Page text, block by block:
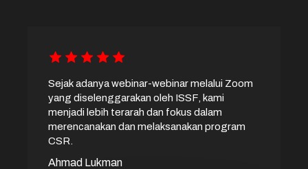
Sejak adanya webinar-webinar melalui Zoom
yang diselenggarakan oleh ISSF, kami
menjadi lebih terarah dan fokus dalam
merencanakan dan melaksanakan program
CSR.
Ahmad Lukman